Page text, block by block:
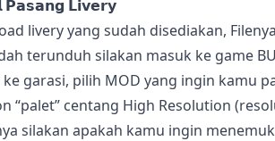
𝗣𝗮𝘀𝗮𝗻𝗴 𝗟𝗶𝘃𝗲𝗿𝘆
livery yang sudah disediakan,
terunduh silakan masuk ke game
ke garasi, pilih MOD yang ingin kamu
“palet” centang High Resolution
silakan apakah kamu ingin